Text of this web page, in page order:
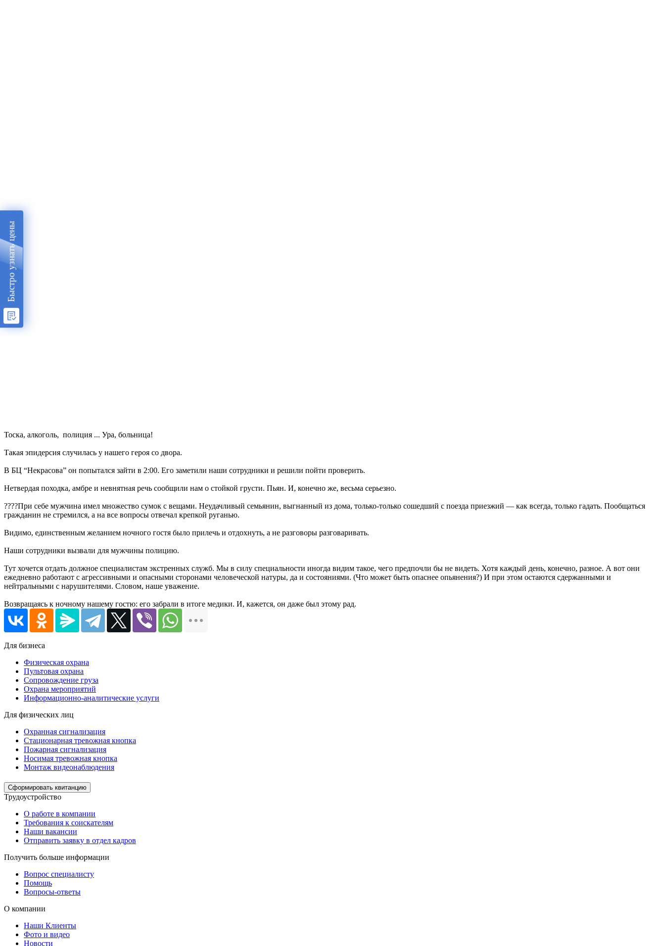
Тоска, алкоголь, полиция ... Ура, больница!
Такая эпидерсия случилась у нашего героя со двора.
В БЦ “Некрасова” он попытался зайти в 2:00. Его заметили наши сотрудники и решили пойти проверить.
Нетвердая походка, амбре и невнятная речь сообщили нам о стойкой грусти. Пьян. И, конечно же, весьма серьезно.
????При себе мужчина имел множество сумок с вещами. Неудачливый семьянин, выгнанный из дома, только-только сошедший с поезда приезжий — как всегда, только гадать. Пообщаться
гражданин не стремился, а на все вопросы отвечал крепкой руганью.
Видимо, единственным желанием ночного гостя было прилечь и отдохнуть, а не разговоры разговаривать.
Наши сотрудники вызвали для мужчины полицию.
Тут хочется отдать должное специалистам экстренных служб. Мы в силу специальности иногда видим такое, чего предпочли бы не видеть. Хотя каждый день, конечно, разное. А вот они
ежедневно работают с агрессивными и опасными сторонами человеческой натуры, да и состояниями. (Что может быть опаснее опьянения?) И при этом остаются сдержанными и
нейтральными с нарушителями. Словом, наше уважение.
Возвращаясь к ночному нашему гостю: его забрали в итоге медики. И, кажется, он даже был этому рад.
Для бизнеса
Физическая охрана
Пультовая охрана
Сопровождение груза
Охрана мероприятий
Информационно-аналитические услуги
Для физических лиц
Охранная сигнализация
Стационарная тревожная кнопка
Пожарная сигнализация
Носимая тревожная кнопка
Монтаж видеонаблюдения
Сформировать квитанцию
Трудоустройство
О работе в компании
Требования к соискателям
Наши вакансии
Отправить заявку в отдел кадров
Получить больше информации
Вопрос специалисту
Помощь
Вопросы-ответы
О компании
Наши Клиенты
Фото и видео
Новости
Быстро узнать цены